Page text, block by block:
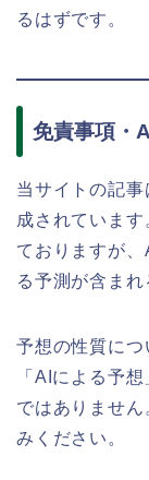
るはずです。
免責事項・
当サイトの記
成されていま
ておりますが
る予測が含まれ
予想の性質に
「AIによる予
ではありませ
みください。